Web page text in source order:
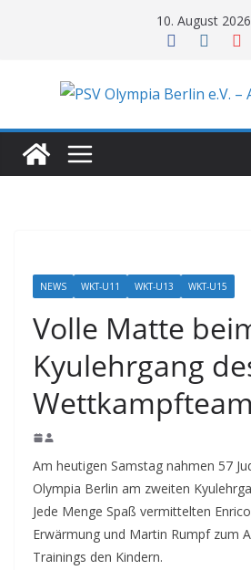
10. August 2026
NEWS WKT-U11 WKT-U13 WKT-U15
Volle Matte
Kyulehrgang
Am heutigen Samstag nahmen 57
Olympia Berlin am zweiten
Jede Menge Spaß vermittelten
Erwärmung und Martin Rumpf zum
Trainings den Kindern.